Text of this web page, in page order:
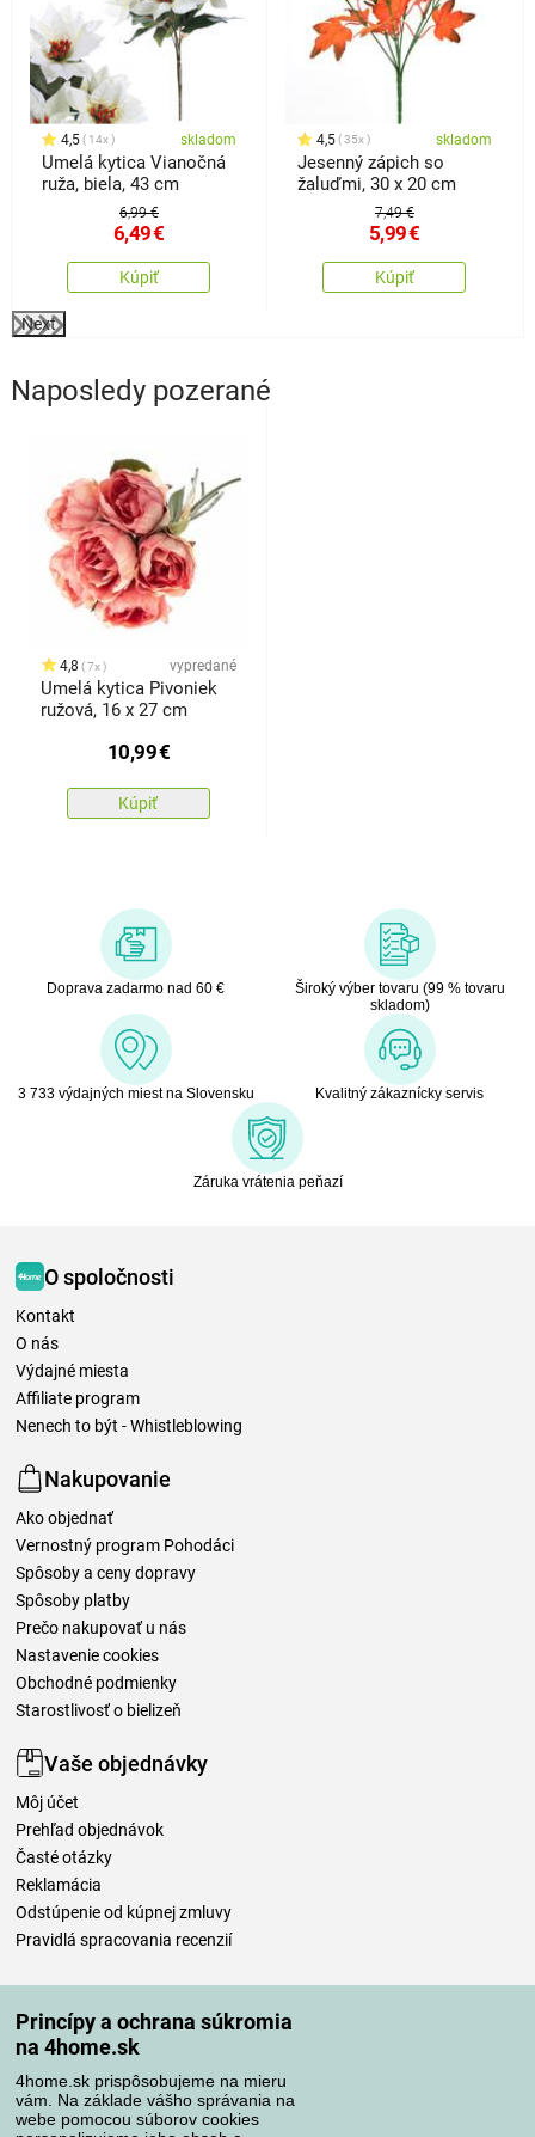
Princípy a ochrana súkromia
na 4home.sk
4home.sk prispôsobujeme na mieru
vám. Na základe vášho správania na
webe pomocou súborov cookies
4,5 14x skladom
Umelá kytica Vianočná
ruža, biela, 43 cm
6,99 €
6,49€
Kúpiť
4,5 35x skladom
Jesenný zápich so
žaluďmi, 30 x 20 cm
7,49 €
5,99€
Kúpiť
Next
Naposledy pozerané
4,8 7x vypredané
Umelá kytica Pivoniek
ružová, 16 x 27 cm
10,99€
Kúpiť
Doprava zadarmo nad 60 €
Široký výber tovaru (99 % tovaru
skladom)
3 733 výdajných miest na Slovensku Kvalitný zákaznícky servis
Záruka vrátenia peňazí
O spoločnosti
Kontakt
O nás
Výdajné miesta
Affiliate program
Nenech to být - Whistleblowing
Nakupovanie
Ako objednať
Vernostný program Pohodáci
Spôsoby a ceny dopravy
Spôsoby platby
Prečo nakupovať u nás
Nastavenie cookies
Obchodné podmienky
Starostlivosť o bielizeň
Vaše objednávky
Môj účet
Prehľad objednávok
Časté otázky
Reklamácia
Odstúpenie od kúpnej zmluvy
Pravidlá spracovania recenzií
Spôsoby platby